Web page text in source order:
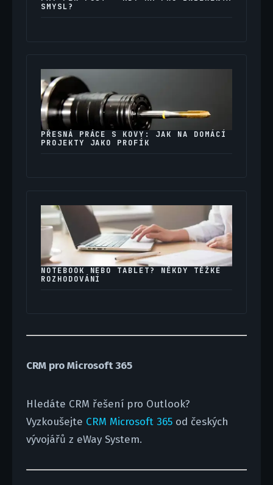
SMYSL?
PŘESNÁ PRÁCE S KOVY: JAK NA DOMÁCÍ
PROJEKTY JAKO PROFÍK
NOTEBOOK NEBO TABLET? NĚKDY TĚŽKÉ
ROZHODOVÁNÍ
CRM pro Microsoft 365
Hledáte CRM řešení pro Outlook?
Vyzkoušejte CRM Microsoft 365od českých
vývojářů z eWay System.